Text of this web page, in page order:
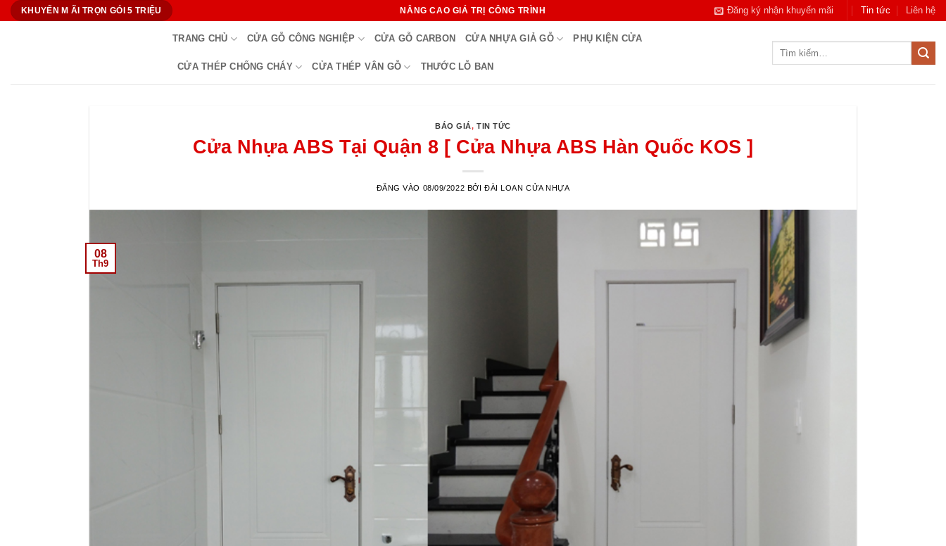
Bỏ
KHUYẾN M ÃI TRỌN GÓI 5 TRIỆU NÂNG CAO GIÁ TRỊ CÔNG TRÌNH Đăng ký nhận khuyến mãi Tin tức Liên hệ
TRANG CHỦ CỬA GỖ CÔNG NGHIỆP CỬA GỖ CARBON CỬA NHỰA GIẢ GỖ PHỤ KIỆN CỬA
CỬA THÉP CHỐNG CHÁY CỬA THÉP VÂN GỖ THƯỚC LỖ BAN
BÁO GIÁ,TIN TỨC
Cửa Nhựa ABS Tại Quận 8 [ Cửa Nhựa ABS Hàn Quốc KOS ]
ĐĂNG VÀO 08/09/2022 BỞI ĐÀI LOAN CỬA NHỰA
08
Th9